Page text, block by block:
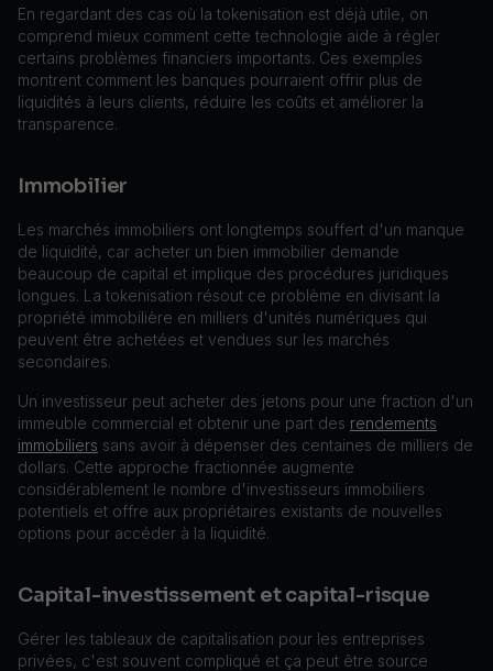
En regardant des cas où la tokenisation est déjà utile, on
comprend mieux comment cette technologie aide à régler
certains problèmes financiers importants. Ces exemples
montrent comment les banques pourraient offrir plus de
liquidités à leurs clients, réduire les coûts et améliorer la
transparence.
Immobilier
Les marchés immobiliers ont longtemps souffert d'un manque
de liquidité, car acheter un bien immobilier demande
beaucoup de capital et implique des procédures juridiques
longues. La tokenisation résout ce problème en divisant la
propriété immobilière en milliers d'unités numériques qui
peuvent être achetées et vendues sur les marchés
secondaires.
Un investisseur peut acheter des jetons pour une fraction d'un
immeuble commercial et obtenir une part des rendements
immobiliers sans avoir à dépenser des centaines de milliers de
dollars. Cette approche fractionnée augmente
considérablement le nombre d'investisseurs immobiliers
potentiels et offre aux propriétaires existants de nouvelles
options pour accéder à la liquidité.
Capital-investissement et capital-risque
Gérer les tableaux de capitalisation pour les entreprises
privées, c'est souvent compliqué et ça peut être source